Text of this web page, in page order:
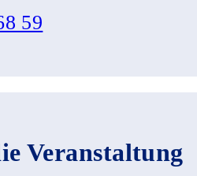
59
Veranstaltung